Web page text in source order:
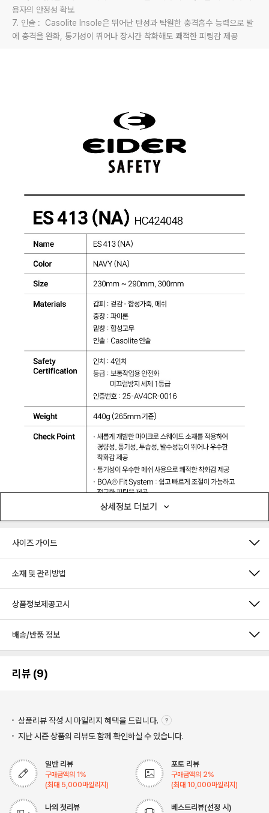
용자의 안정성 확보
7. 인솔 :  Casolite Insole은 뛰어난 탄성과 탁월한 충격흡수 능력으로 발
에 충격을 완화, 통기성이 뛰어나 장시간 착화해도 쾌적한 피팅감 제공
상세정보 더보기
사이즈 가이드
소재 및 관리방법
상품정보제공고시
배송/반품 정보
리뷰 (9)
상품리뷰 작성 시 마일리지 혜택을 드립니다.
지난 시즌 상품의 리뷰도 함께 확인하실 수 있습니다.
일반 리뷰
구매금액의 1 %
(최대 5,000마일리지)
포토 리뷰
구매금액의 2%
(최대 10,000마일리지)
나의 첫리뷰 베스트리뷰(선정 시)